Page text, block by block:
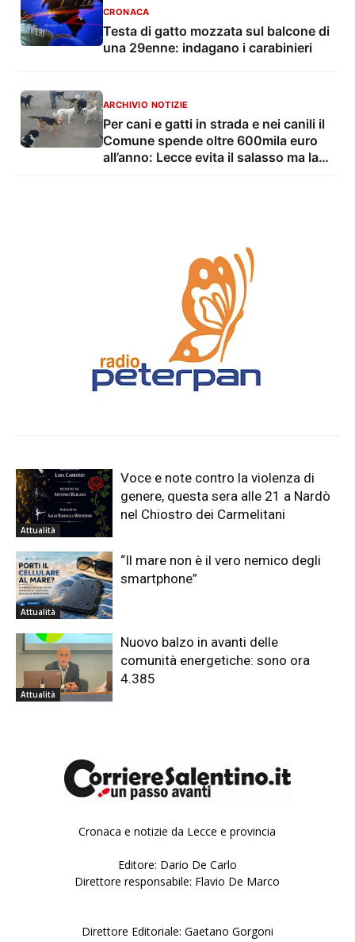
CRONACA
Testa di gatto mozzata sul balcone di
una 29enne: indagano i carabinieri
ARCHIVIO NOTIZIE
Per cani e gatti in strada e nei canili il
Comune spende oltre 600mila euro
all’anno: Lecce evita il salasso ma la
Attualità
Voce e note contro la violenza di
genere, questa sera alle 21 a Nardò
nel Chiostro dei Carmelitani
Attualità
“Il mare non è il vero nemico degli
smartphone”
Attualità
Nuovo balzo in avanti delle
comunità energetiche: sono ora
4.385
Cronaca e notizie da Lecce e provincia
Editore: Dario De Carlo
Direttore responsabile: Flavio De Marco
Direttore Editoriale: Gaetano Gorgoni